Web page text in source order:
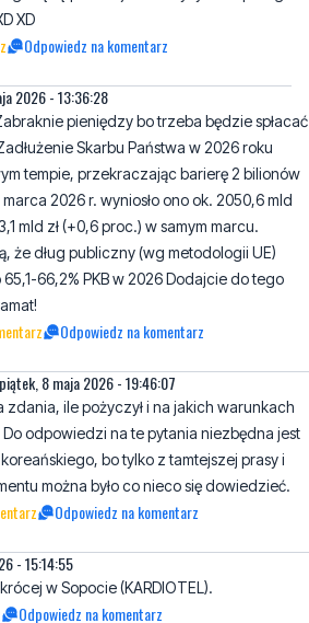
2026 - 13:36:28
pieniędzy bo trzeba będzie spłacać
tempie, przekraczając barierę 2 bilionów
2026 r. wyniosło ono ok. 2050,6 mld
mld zł (+0,6 proc.) w samym marcu.
że dług publiczny (wg metodologii UE)
66,2% PKB w 2026 Dodajcie do tego
Odpowiedz na komentarz
piątek, 8 maja 2026 - 19:46:07
ile pożyczył i na jakich warunkach
bo tylko z tamtejszej prasy i
można było co nieco się dowiedzieć.
Odpowiedz na komentarz
- 15:14:55
w Sopocie (KARDIOTEL).
- 15:35:09
zmienił głosujecie na tą nienawistną